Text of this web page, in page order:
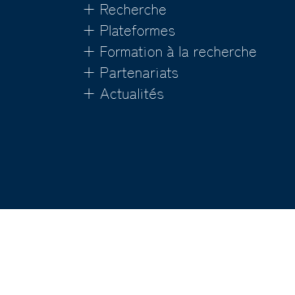
+ Recherche
+ Plateformes
+ Formation à la recherche
+ Partenariats
+ Actualités